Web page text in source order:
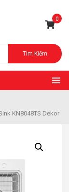
0
Tìm Kiếm
KN8048TS Dekor